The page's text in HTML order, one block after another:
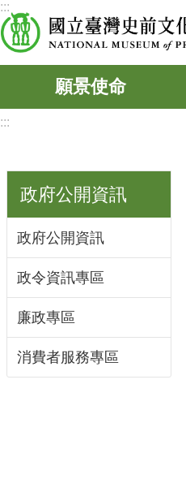
跳到主要內容區塊
:::
願景使命
:::
政府公開資訊
政府公開資訊
政令資訊專區
廉政專區
消費者服務專區